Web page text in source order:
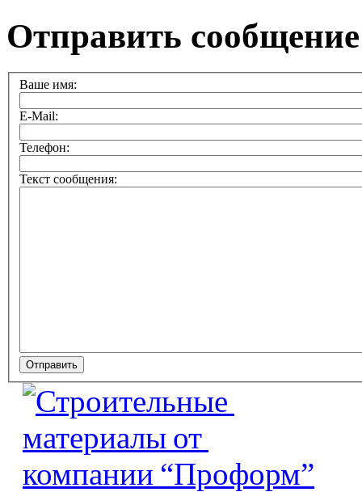
Отправить сообщение
Ваше имя:
E-Mail:
Телефон:
Текст сообщения: